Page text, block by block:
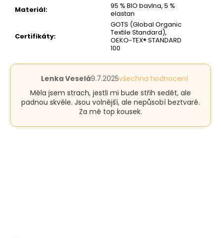
Materiál:
95 % BIO bavlna, 5 %
elastan
Certifikáty:
GOTS (Global Organic
Textile Standard),
OEKO-TEX® STANDARD
100
Hodnocení
je
5
5
Lenka Veselá9.7.2025všechna hodnocení
Měla jsem strach, jestli mi bude střih sedět, ale
padnou skvěle. Jsou volnější, ale nepůsobí beztvarě.
Za mě top kousek.